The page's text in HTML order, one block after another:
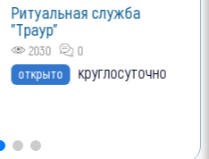
Ритуальная служба
"Траур"
2030
0
открыто
круглосуточно